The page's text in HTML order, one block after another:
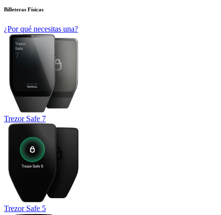
Billeteras Físicas
¿Por qué necesitas una?
Trezor Safe 7
Trezor Safe 5